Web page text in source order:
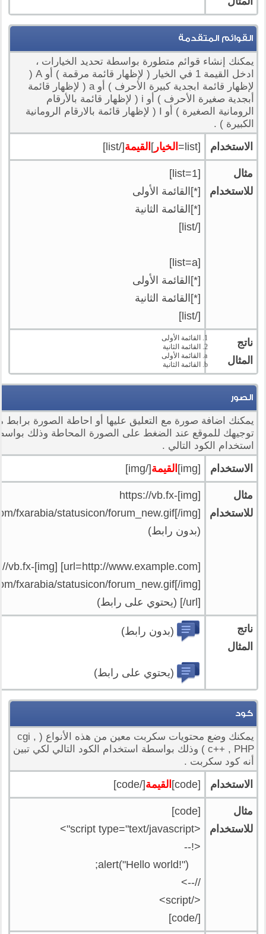
القوائم المتقدمة
يمكنك إنشاء قوائم متطورة بواسطة تحديد الخيارات ،
ادخل القيمة 1 في الخيار ( لإظهار قائمة مرقمة ) أو A (
لإظهار قائمة ابجدية كبيرة الأحرف ) أو a ( لإظهار قائمة
أبجدية صغيرة الأحرف ) أو i ( لإظهار قائمة بالأرقام
الرومانية الصغيرة ) أو I ( لإظهار قائمة بالارقام الرومانية
الكبيرة ) .
الاستخدام [list= الخيار] القيمة[/list]
مثال
للاستخدام
[list=1]
[*]القائمة الأولى
[*]القائمة الثانية
[/list]
[list=a]
[*]القائمة الأولى
[*]القائمة الثانية
[/list]
ناتج
المثال
القائمة الأولى
القائمة الثانية
القائمة الأولى
القائمة الثانية
الصور
يمكنك اضافة صورة مع التعليق عليها أو احاطة الصورة برابط
توجيهك للموقع عند الضغط على الصورة المحاطة وذلك
استخدام الكود التالي .
الاستخدام [img] القيمة[/img]
مثال
للاستخدام
[img]https://vb.fx-
fxarabia/statusicon/forum_new.gif[/img]
(بدون رابط)
[img]https://vb.fx-
fxarabia/statusicon/forum_new.gif[/img]
[/url] (يحتوي على رابط)
ناتج
المثال
(بدون رابط)
(يحتوي على رابط)
كود
يمكنك وضع محتويات سكربت معين من هذه الأنواع ( cgi ,
c++ , PHP ) وذلك بواسطة استخدام الكود التالي لكي تبين
أنه كود سكربت .
الاستخدام [code] القيمة[/code]
مثال
للاستخدام
[code]
<script type="text/javascript">
<!--
//-->
</script>
[/code]